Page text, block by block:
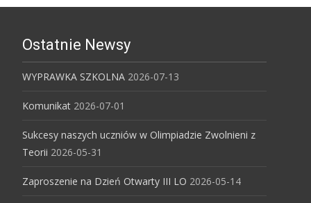
Ostatnie Newsy
WYPRAWKA SZKOLNA 2026-07-13
Komunikat 2026-07-01
Sukcesy naszych uczniów w Olimpiadzie Zwolnieni z
Teorii 2026-05-31
Zaproszenie na Dzień Otwarty III LO 2026-05-14